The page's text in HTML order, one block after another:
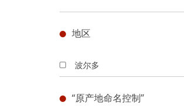
地区
波尔多
“原产地命名控制”